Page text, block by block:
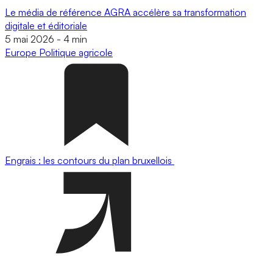
Le média de référence AGRA accélère sa transformation
digitale et éditoriale
5 mai 2026 - 4 min
Europe Politique agricole
Engrais : les contours du plan bruxellois